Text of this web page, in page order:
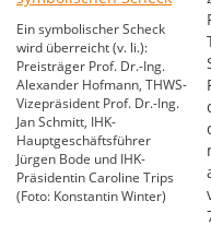
Ein symbolischer Scheck
wird überreicht (v. li.):
Preisträger Prof. Dr.-Ing.
Alexander Hofmann, THWS-
Vizepräsident Prof. Dr.-Ing.
Jan Schmitt, IHK-
Hauptgeschäftsführer
Jürgen Bode und IHK-
Präsidentin Caroline Trips
(Foto: Konstantin Winter)